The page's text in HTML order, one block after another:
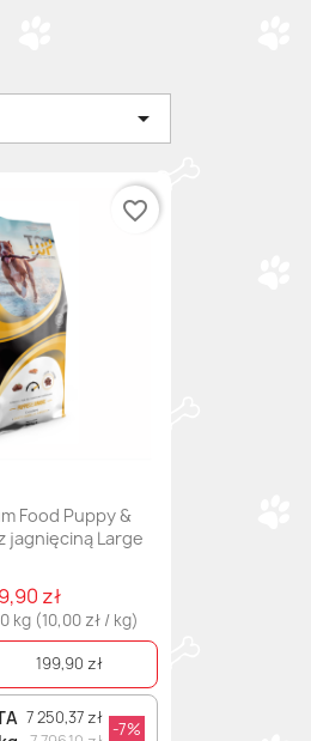

Food Puppy &
jagnięciną Large
zł
kg (10,00 zł / kg)
199,90 zł
7 250,37 zł
-7%
favorite_border